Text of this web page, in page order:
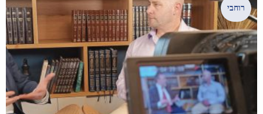
רוחבי